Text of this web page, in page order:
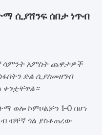
ሲያሸንፍ ሰበታ ነጥብ
ሳምንት አምስት ጨዋታዎች
ድል ሲያስመዘግብ
ወሎ ኮምቦልቻን 1-0 በሆነ
ብቸኛ ጎል ያስቆጠረው